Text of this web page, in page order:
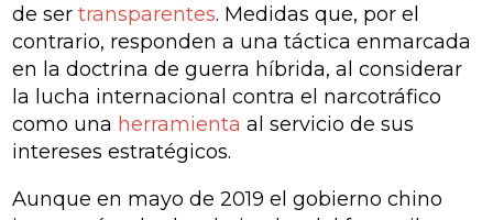
de sertransparentes. Medidas que, por el
contrario, responden a una táctica enmarcada
en la doctrina de guerra híbrida, al considerar
la lucha internacional contra el narcotráfico
como una herramienta al servicio de sus
intereses estratégicos.
Aunque en mayo de 2019 el gobierno chino